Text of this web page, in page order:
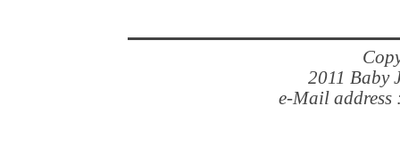
2011 Baby
e-Mail